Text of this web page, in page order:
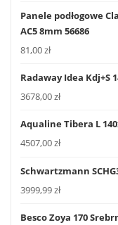
Panele podłogowe
AC5 8mm 56686
81,00zł
Radaway Idea Kdj+S
3678,00zł
Aqualine Tibera L
4507,00zł
Schwartzmann
3999,99zł
Besco Zoya 170